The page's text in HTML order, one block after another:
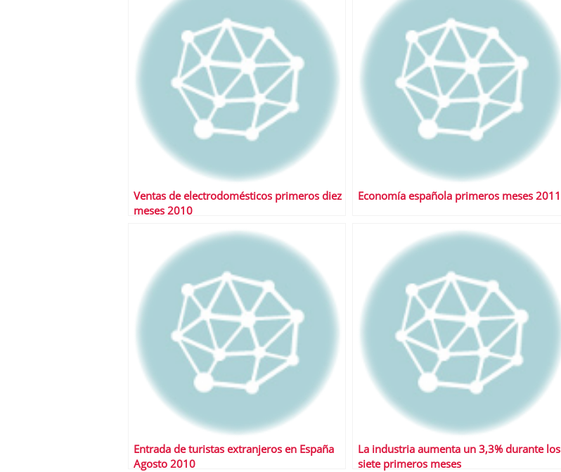
Ventas de electrodomésticos primeros diez
meses 2010
Economía española primeros meses 2011
Entrada de turistas extranjeros en España
Agosto 2010
La industria aumenta un 3,3% durante los
siete primeros meses